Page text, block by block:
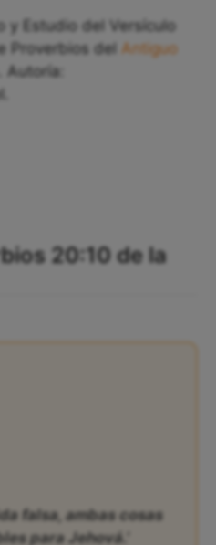
y Estudio del Versículo
Proverbios del Antiguo
Autoría:
20:10 de la
falsa, ambas cosas
para Jehová.’